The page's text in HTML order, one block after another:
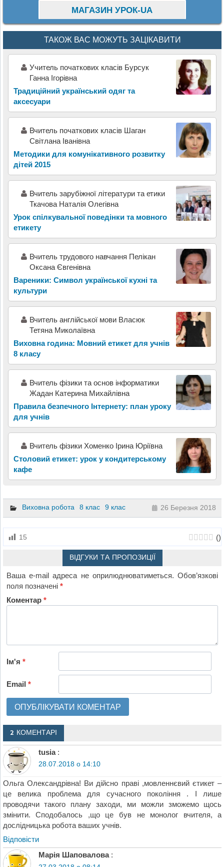
МАГАЗИН УРОК-UA
ТАКОЖ ВАС МОЖУТЬ ЗАЦІКАВИТИ
Учитель початкових класів Бурсук
Ганна Ігорівна
Традиційний український одяг та
аксесуари
Вчитель початкових класів Шаган
Світлана Іванівна
Методики для комунікативного розвитку
дітей 2015
Вчитель зарубіжної літератури та етики
Ткачова Наталія Олегівна
Урок спілкувальної поведінки та мовного
етикету
Вчитель трудового навчання Пелікан
Оксана Євгенівна
Вареники: Символ української кухні та
культури
Вчитель англійської мови Власюк
Тетяна Миколаївна
Виховна година: Мовний етикет для учнів
8 класу
Вчитель фізики та основ інформатики
Жадан Катерина Михайлівна
Правила безпечного Інтернету: план уроку
для учнів
Вчитель фізики Хоменко Ірина Юріївна
Столовий етикет: урок у кондитерському
кафе
Виховна робота 8 клас 9 клас 26 Березня 2018
15 ()
ВІДГУКИ ТА ПРОПОЗИЦІЇ
Ваша e-mail адреса не оприлюднюватиметься. Обов’язкові
поля позначені*
Коментар*
Ім'я*
Email*
2 КОМЕНТАРІ
tusia :
28.07.2018 о 14:10
Ольга Олександрівна! Ви дійсно праві ,мовленнєвий єтикет –
це велика проблема для сучасного покоління . І лише
проводячи такого плану заходи, ми можли зможемо щось
змінити. Сподобалось ,що це був не монолог вчителя, а
дослідницька робота ваших учнів.
Відповіcти
Марія Шаповалова :